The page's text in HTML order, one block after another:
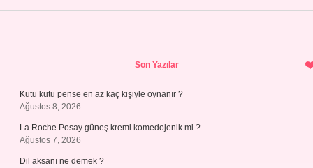
Son Yazılar
Kutu kutu pense en az kaç kişiyle oynanır ?
Ağustos 8, 2026
La Roche Posay güneş kremi komedojenik mi ?
Ağustos 7, 2026
Dil aksanı ne demek ?